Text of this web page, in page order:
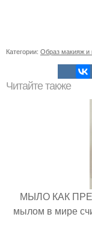
Категории: Образ макияж и
Читайте также
МЫЛО КАК
мылом в мире